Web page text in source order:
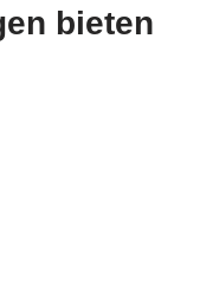
bieten